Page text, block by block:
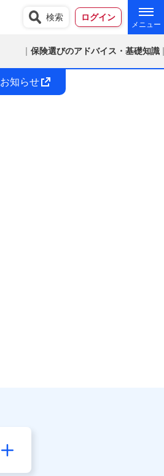
検索 ログイン
保険選びのアドバイス・基礎知識
お知らせ